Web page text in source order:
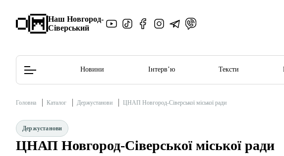
Наш Новгород-
Сіверський
Редакційна політика
Етичний кодекс
Новини Інтерв’ю Тексти
Головна Каталог Держустанови ЦНАП Новгород-Сіверської міської ради
Держустанови
ЦНАП Новгород-Сіверської міської ради